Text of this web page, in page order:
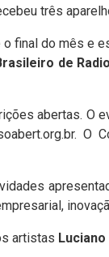
três
final do mês e
de
abertas. O
O
artistas